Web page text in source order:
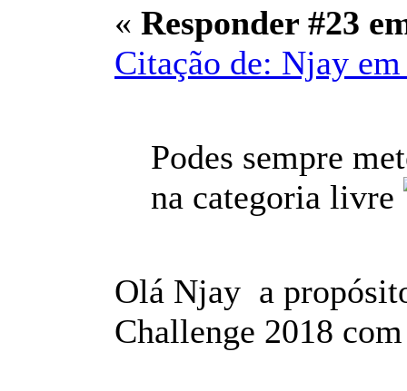
« Responder #23
Citação de: Njay
Podes sempre
na categoria livre
Olá Njay a
Challenge 2018